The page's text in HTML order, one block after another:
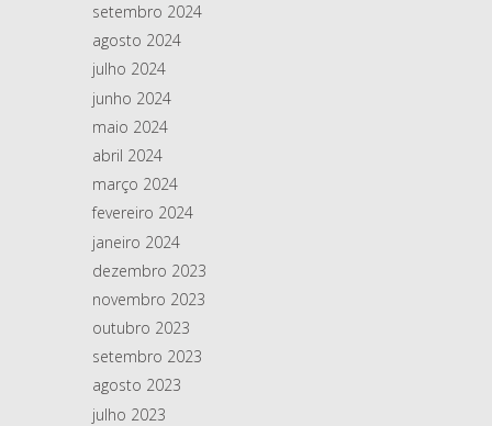
setembro 2024
agosto 2024
julho 2024
junho 2024
maio 2024
abril 2024
março 2024
fevereiro 2024
janeiro 2024
dezembro 2023
novembro 2023
outubro 2023
setembro 2023
agosto 2023
julho 2023